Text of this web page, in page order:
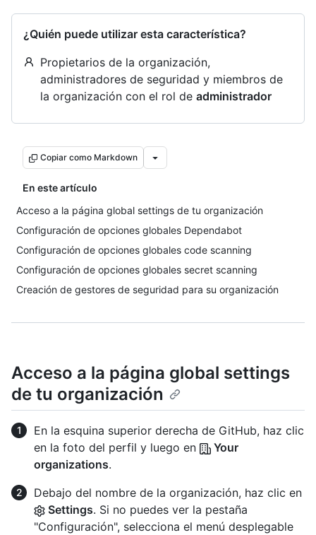
¿Quién puede utilizar esta característica?
Propietarios de la organización,
administradores de seguridad y miembros de
la organización con el rol de administrador
Copiar como Markdown
En este artículo
Acceso a la página global settings de tu organización
Configuración de opciones globales Dependabot
Configuración de opciones globales code scanning
Configuración de opciones globales secret scanning
Creación de gestores de seguridad para su organización
Acceso a la página global settings
de tu organización
En la esquina superior derecha de GitHub, haz clic
en la foto del perfil y luego en
Your
organizations.
Debajo del nombre de la organización, haz clic en
Settings. Si no puedes ver la pestaña
"Configuración", selecciona el menú desplegable